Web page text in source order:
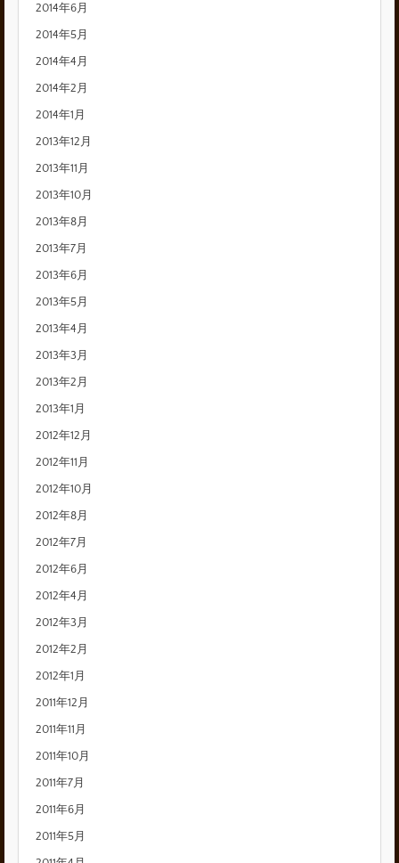
2014年6月
2014年5月
2014年4月
2014年2月
2014年1月
2013年12月
2013年11月
2013年10月
2013年8月
2013年7月
2013年6月
2013年5月
2013年4月
2013年3月
2013年2月
2013年1月
2012年12月
2012年11月
2012年10月
2012年8月
2012年7月
2012年6月
2012年4月
2012年3月
2012年2月
2012年1月
2011年12月
2011年11月
2011年10月
2011年7月
2011年6月
2011年5月